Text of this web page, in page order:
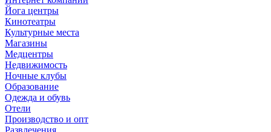
Йога центры
Кинотеатры
Культурные места
Магазины
Медцентры
Недвижимость
Ночные клубы
Образование
Одежда и обувь
Отели
Производство и опт
Развлечения